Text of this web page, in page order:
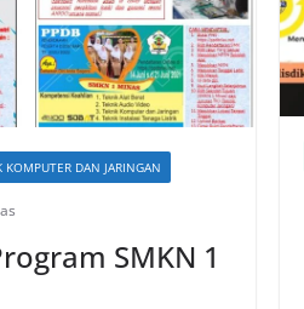
KOMPUTER DAN JARINGAN
SMKN 1